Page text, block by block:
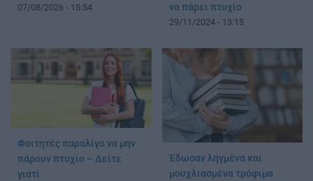
07/08/2026 - 15:54
να πάρει πτυχίο
29/11/2024 - 13:15
Φοιτητές παραλίγο να μην
πάρουν πτυχίο – Δείτε
γιατί
Έδωσαν ληγμένα και
μουχλιασμένα τρόφιμα